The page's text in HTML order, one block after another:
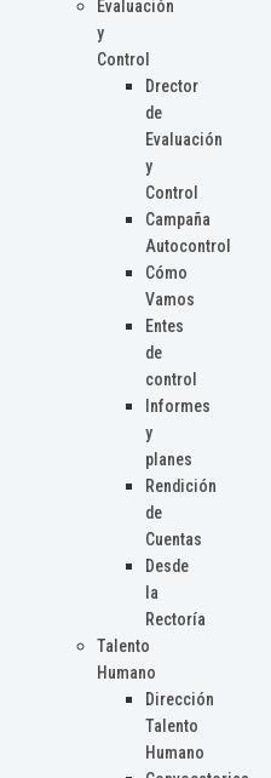
Evaluación
y
Control
Drector
de
Evaluación
y
Control
Campaña
Autocontrol
Cómo
Vamos
Entes
de
control
Informes
y
planes
Rendición
de
Cuentas
Desde
la
Rectoría
Talento
Humano
Dirección
Talento
Humano